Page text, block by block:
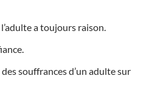
a toujours raison.
souffrances d’un adulte sur